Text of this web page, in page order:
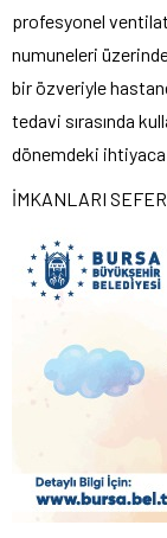
profesyonel
numuneleri
bir özveriyle
tedavi sırasında
dönemdeki ihtiyaca
İMKANLARI